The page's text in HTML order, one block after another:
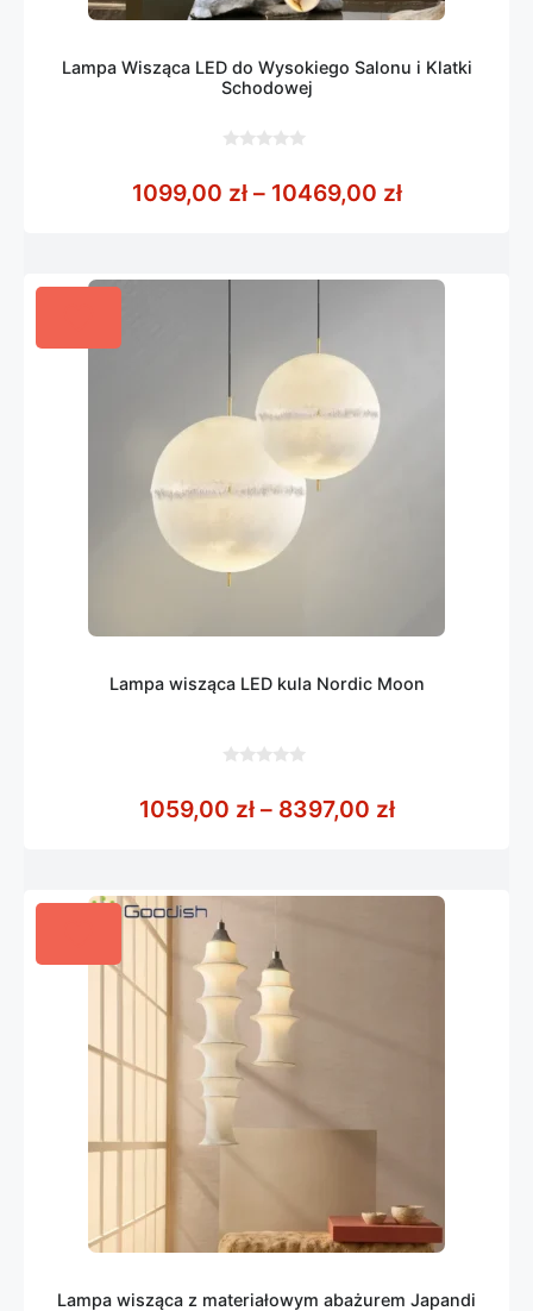
Lampa Wisząca LED do Wysokiego Salonu i Klatki
Schodowej
5
1099,00 zł – 10469,00 złZakres
Lampa wisząca LED kula Nordic Moon
5
1059,00 zł – 8397,00 złZakres cen:
Lampa wisząca z materiałowym abażurem Japandi